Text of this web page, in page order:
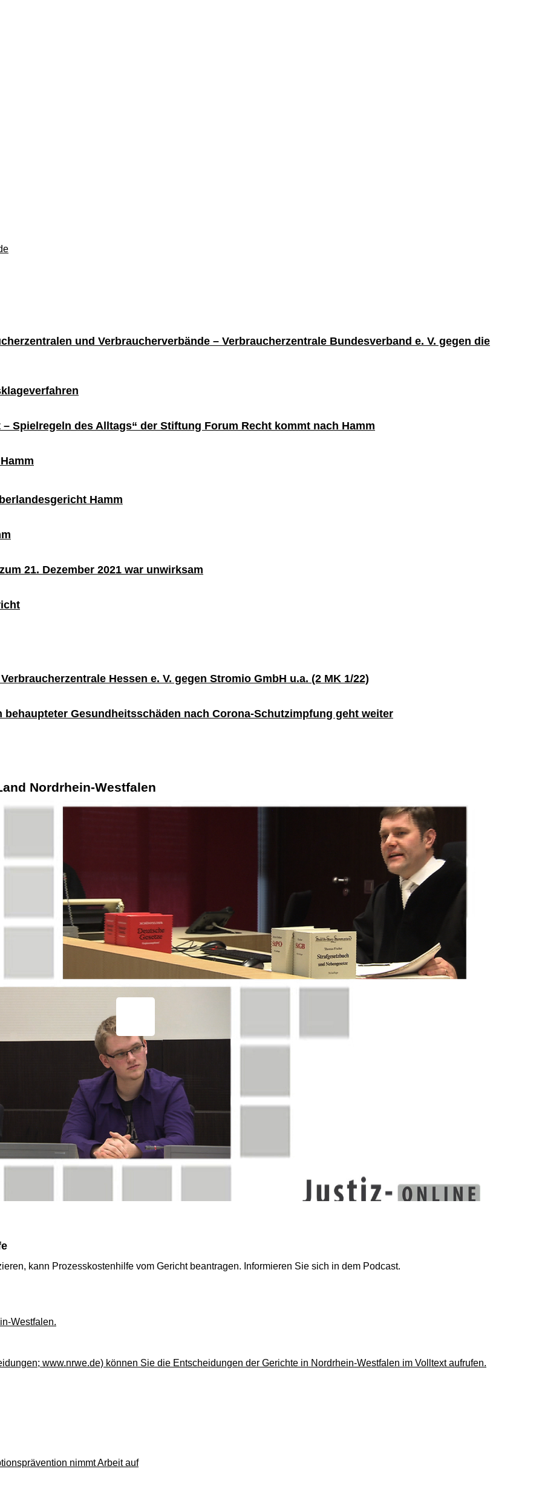
33605 Bielefeld, Stieghorst
und Verbraucherverbände – Verbraucherzentrale Bundesverband e. V. gegen die
Spielregeln des Alltags“ der Stiftung Forum Recht kommt nach Hamm
Hamm
21. Dezember 2021 war unwirksam
Hessen e. V. gegen Stromio GmbH u.a. (2 MK 1/22)
Gesundheitsschäden nach Corona-Schutzimpfung geht weiter
Nordrhein-Westfalen
kann Prozesskostenhilfe vom Gericht beantragen. Informieren Sie sich in dem Podcast.
Westfalen.
www.nrwe.de) können Sie die Entscheidungen der Gerichte in Nordrhein-Westfalen im Volltext aufrufen.
nimmt Arbeit auf